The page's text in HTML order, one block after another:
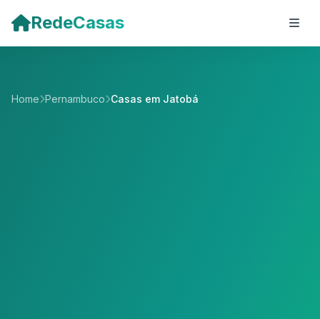
RedeCasas
Home Pernambuco Casas em Jatobá